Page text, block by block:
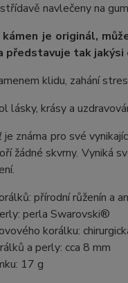
navlečeny na
je originál,
představuje tak jakýsi
klidu, zahání
lásky, krásy a
je známa pro své
žádné skvrny. Vyniká
přírodní růženín a
perla Swarovski®
korálku:
a perly: cca 8 mm
17 g